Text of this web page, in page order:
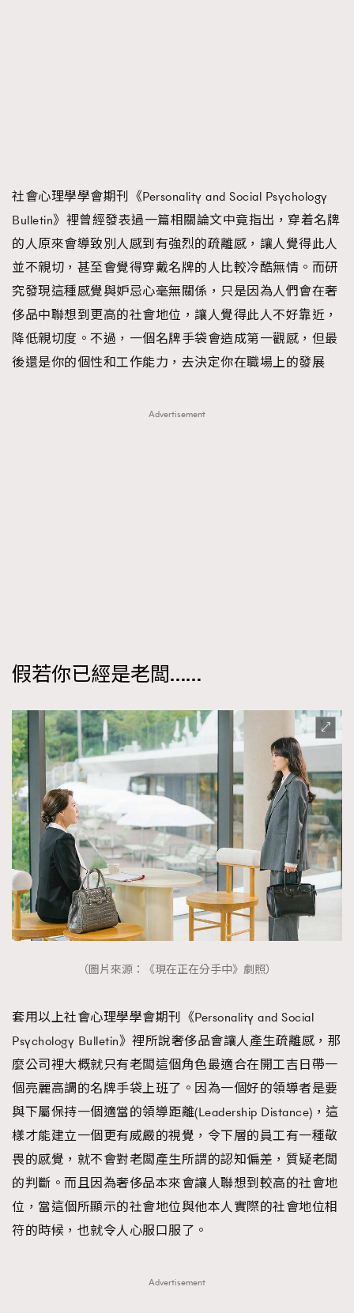
社會心理學學會期刊《Personality and Social Psychology
Bulletin》裡曾經發表過一篇相關論文中竟指出，穿着名牌
的人原來會導致別人感到有強烈的疏離感，讓人覺得此人
並不親切，甚至會覺得穿戴名牌的人比較冷酷無情。而研
究發現這種感覺與妒忌心毫無關係，只是因為人們會在奢
侈品中聯想到更高的社會地位，讓人覺得此人不好靠近，
降低親切度。不過，一個名牌手袋會造成第一觀感，但最
後還是你的個性和工作能力，去決定你在職場上的發展
Advertisement
假若你已經是老闆……
（圖片來源：《現在正在分手中》劇照）
套用以上社會心理學學會期刊《Personality and Social
Psychology Bulletin》裡所說奢侈品會讓人產生疏離感，那
麼公司裡大概就只有老闆這個角色最適合在開工吉日帶一
個亮麗高調的名牌手袋上班了。因為一個好的領導者是要
與下屬保持一個適當的領導距離(Leadership Distance)，這
樣才能建立一個更有威嚴的視覺，令下層的員工有一種敬
畏的感覺，就不會對老闆產生所謂的認知偏差，質疑老闆
的判斷。而且因為奢侈品本來會讓人聯想到較高的社會地
位，當這個所顯示的社會地位與他本人實際的社會地位相
符的時候，也就令人心服口服了。
Advertisement